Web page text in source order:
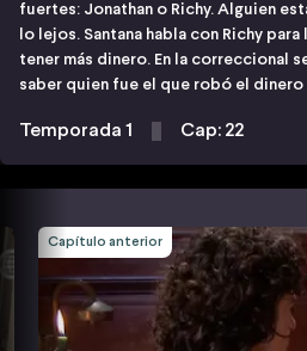
fuertes: Jonathan o Richy. Alguien
lo lejos. Santana habla con Richy
tener más dinero. En la correccional
saber quien fue el que robó el
Temporada 1 Cap: 22
Capítulo anterior